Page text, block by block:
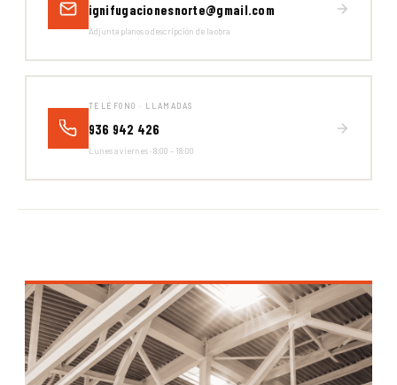
ignifugacionesnorte@gmail.com
Adjunta planos o descripción de la obra
TELÉFONO · LLAMADAS
936 942 426
Lunes a viernes · 8:00 – 18:00